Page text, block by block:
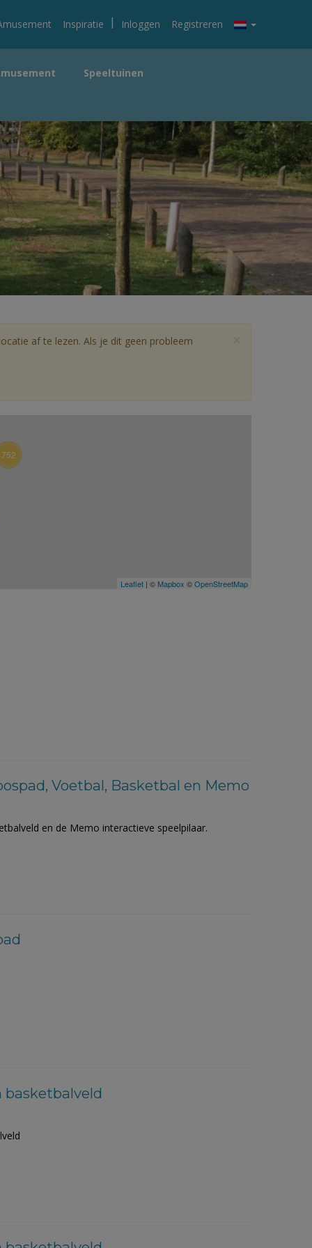
Inspiratie | Inloggen Registreren
Speeltuinen
af te lezen. Als je dit geen probleem
752
Leaflet | © Mapbox ©OpenStreetMap
Voetbal, Basketbal en Memo
en de Memo interactieve speelpilaar.
basketbalveld